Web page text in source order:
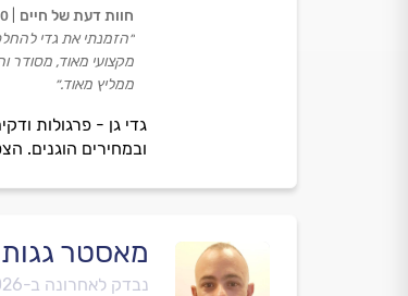
גדי גן - פרגולות
ובמחירים הוגנים.
חוות דעת של חיים
״הזמנתי את גדי
מקצועי מאוד, מסודר
ממליץ מאוד.״
מאסטר
נבדק לאחרונה ב-